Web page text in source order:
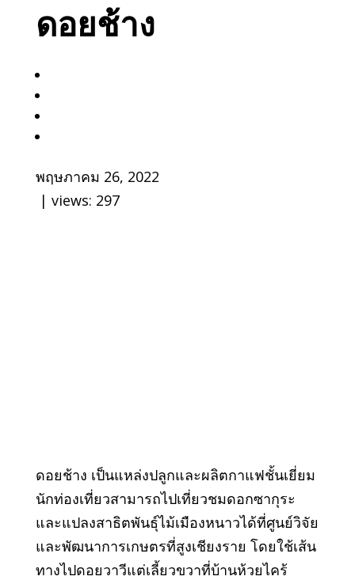
ดอยช้าง
พฤษภาคม 26, 2022
| views: 297
ดอยช้าง เป็นแหล่งปลูกและผลิตกาแฟชั้นเยี่ยม
นักท่องเที่ยวสามารถไปเที่ยวชมดอกซากุระ
และแปลงสาธิตพันธุ์ไม้เมืองหนาวได้ที่ศูนย์วิจัย
และพัฒนาการเกษตรที่สูงเชียงราย โดยใช้เส้น
ทางไปดอยวาวีแต่เลี้ยวขวาที่บ้านห้วยไคร้